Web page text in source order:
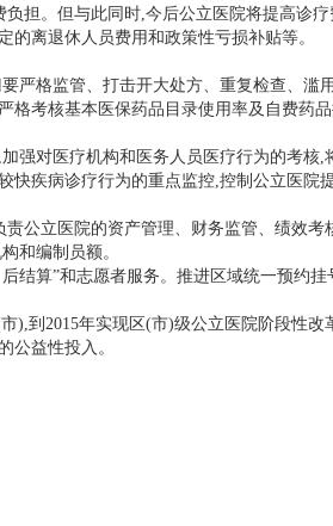
。但与此同时,今后公立医院将提高诊
离退休人员费用和政策性亏损补贴等。
格监管、打击开大处方、重复检查、滥
考核基本医保药品目录使用率及自费药
对医疗机构和医务人员医疗行为的考核,
疾病诊疗行为的重点监控,控制公立医院
立医院的资产管理、财务监管、绩效考
和编制员额。
算”和志愿者服务。推进区域统一预约
2015年实现区(市)级公立医院阶段性改
公益性投入。